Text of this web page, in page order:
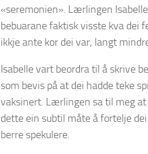
«seremonien». Lærlingen
bebuarane faktisk visste kva dei
ikkje ante kor dei var, langt
Isabelle vart beordra til å skrive
som bevis på at dei hadde teke
vaksinert. Lærlingen sa til meg
dette ein subtil måte å fortelje
berre spekulere.